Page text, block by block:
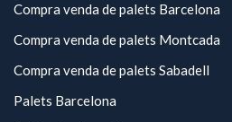
Compra venda de palets Barcelona
Compra venda de palets Montcada
Compra venda de palets Sabadell
Palets Barcelona